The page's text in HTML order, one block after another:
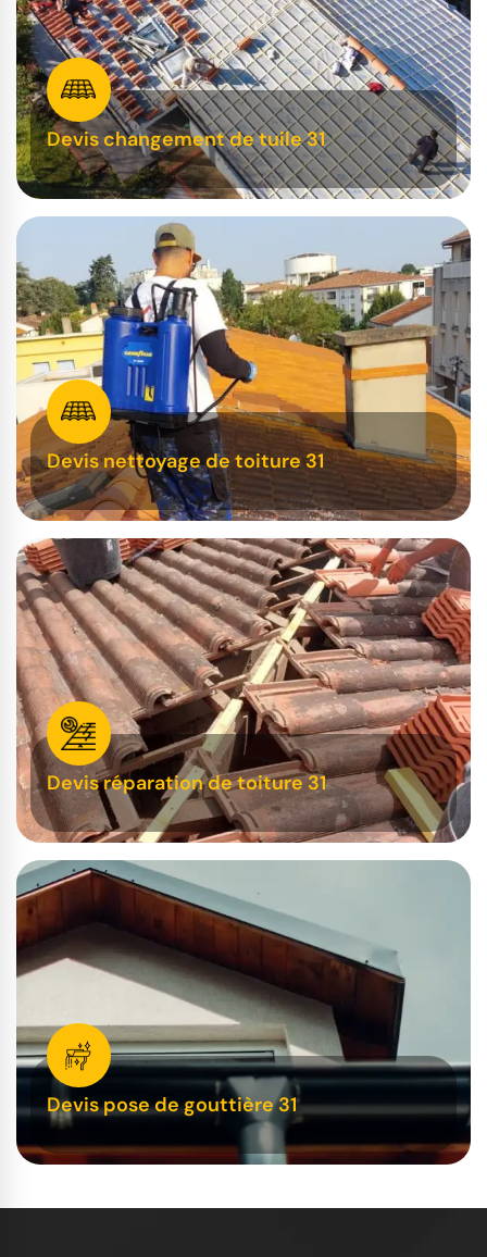
Devis changement de tuile 31
Devis nettoyage de toiture 31
Devis réparation de toiture 31
Devis pose de gouttière 31